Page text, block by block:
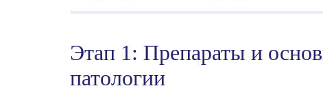
Этап 1: Препараты и
патологии